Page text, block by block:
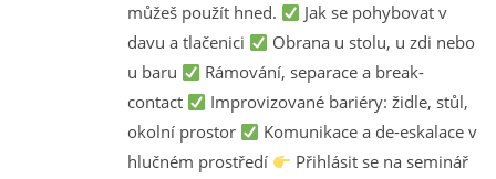
můžeš použít hned.
Jak se pohybovat v
davu a tlačenici
Obrana u stolu, u zdi nebo
u baru
Rámování, separace a break-
contact
Improvizované bariéry: židle, stůl,
okolní prostor
Komunikace a de-eskalace v
hlučném prostředí
Přihlásit se na seminář